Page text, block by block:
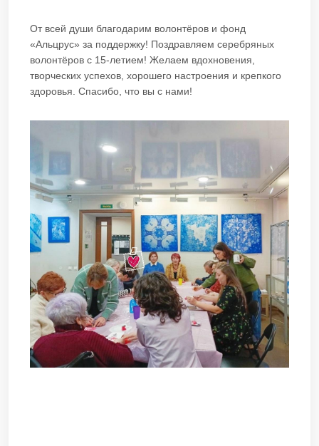
От всей души благодарим волонтёров и фонд
«Альцрус» за поддержку! Поздравляем серебряных
волонтёров с 15-летием! Желаем вдохновения,
творческих успехов, хорошего настроения и крепкого
здоровья. Спасибо, что вы с нами!